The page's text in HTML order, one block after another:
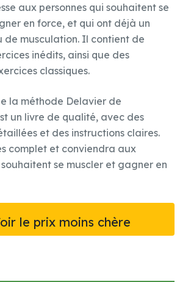
aux personnes qui souhaitent se
en force, et qui ont déjà un
de musculation. Il contient de
inédits, ainsi que des
classiques.
la méthode Delavier de
un livre de qualité, avec des
et des instructions claires.
complet et conviendra aux
se muscler et gagner en
le prix moins chère